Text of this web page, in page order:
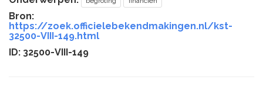
Bron:
https://zoek.officielebekendmakingen.nl/kst-
32500-VIII-149.html
ID: 32500-VIII-149